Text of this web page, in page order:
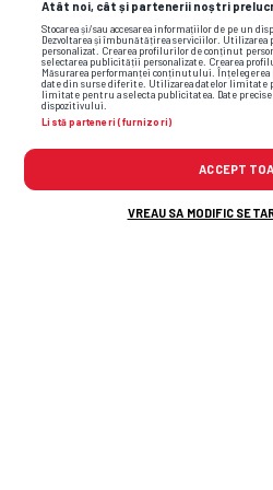
Atât noi, cât și partenerii noștri
Stocarea și/sau accesarea informațiilor de pe un
Dezvoltarea și îmbunătățirea serviciilor.
personalizat. Crearea profilurilor de conținut
selectarea publicității personalizate. Crearea
Măsurarea performanței conținutului.
date din surse diferite. Utilizarea datelor limitate
limitate pentru a selecta publicitatea. Date
dispozitivului.
Listă parteneri (furnizori)
ACCEPT
VREAU SA MODIFIC